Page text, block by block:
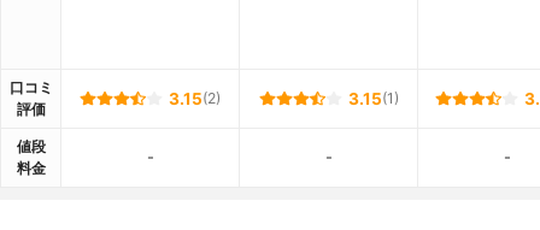
口コミ
評価
3.15(2) 3.15(1)
値段
料金
- - -